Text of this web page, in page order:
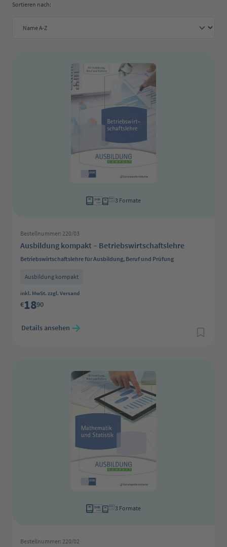
Sortieren nach:
3 Formate
Bestellnummer: 220/03
Ausbildung kompakt – Betriebswirtschaftslehre
Betriebswirtschaftslehre für Ausbildung, Beruf und Prüfung
Ausbildung kompakt
Regulärer Preis:
inkl. MwSt. zzgl. Versand
€1890
Details ansehen
3 Formate
Bestellnummer: 220/02